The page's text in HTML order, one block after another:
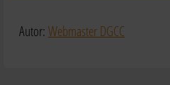
Autor: Webmaster DGCC